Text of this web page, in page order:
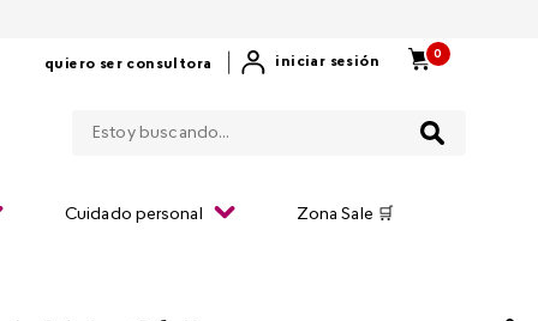
quiero ser consultora iniciar sesión
0
Cuidado personal Zona Sale 🛒